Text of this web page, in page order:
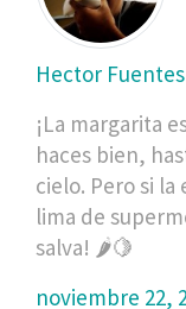
Hector Fuentes
¡La margarita
haces bien,
cielo. Pero si
lima de
salva! 🌶️🍋
noviembre 22,